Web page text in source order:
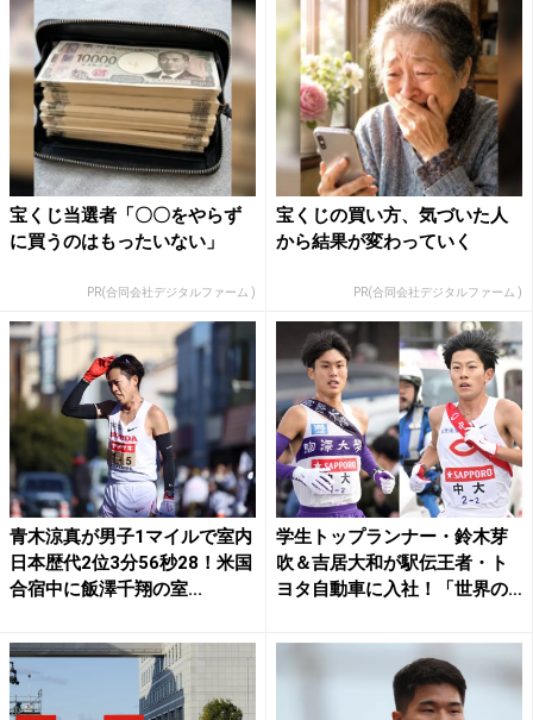
宝くじ当選者「〇〇をやらず
に買うのはもったいない」
PR(合同会社デジタルファーム )
宝くじの買い方、気づいた人
から結果が変わっていく
PR(合同会社デジタルファーム )
青木涼真が男子1マイルで室内
日本歴代2位3分56秒28！米国
合宿中に飯澤千翔の室...
学生トップランナー・鈴木芽
吹＆吉居大和が駅伝王者・ト
ヨタ自動車に入社！「世界の